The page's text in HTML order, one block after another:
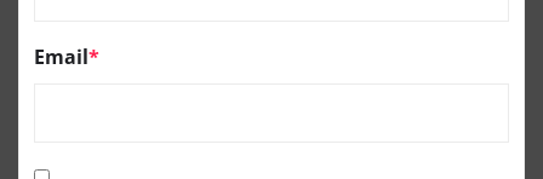
Email*